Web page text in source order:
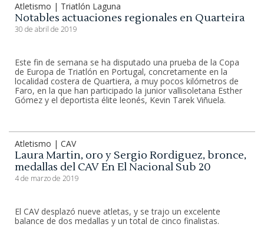
Atletismo | Triatlón Laguna
Notables actuaciones regionales en Quarteira
30 de abril de 2019
Este fin de semana se ha disputado una prueba de la Copa
de Europa de Triatlón en Portugal, concretamente en la
localidad costera de Quartiera, a muy pocos kilómetros de
Faro, en la que han participado la junior vallisoletana Esther
Gómez y el deportista élite leonés, Kevin Tarek Viñuela.
Atletismo | CAV
Laura Martin, oro y Sergio Rordiguez, bronce,
medallas del CAV En El Nacional Sub 20
4 de marzo de 2019
El CAV desplazó nueve atletas, y se trajo un excelente
balance de dos medallas y un total de cinco finalistas.